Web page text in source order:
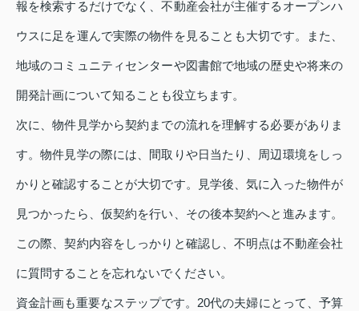
報を検索するだけでなく、不動産会社が主催するオープンハ
ウスに足を運んで実際の物件を見ることも大切です。また、
地域のコミュニティセンターや図書館で地域の歴史や将来の
開発計画について知ることも役立ちます。
次に、物件見学から契約までの流れを理解する必要がありま
す。物件見学の際には、間取りや日当たり、周辺環境をしっ
かりと確認することが大切です。見学後、気に入った物件が
見つかったら、仮契約を行い、その後本契約へと進みます。
この際、契約内容をしっかりと確認し、不明点は不動産会社
に質問することを忘れないでください。
資金計画も重要なステップです。20代の夫婦にとって、予算